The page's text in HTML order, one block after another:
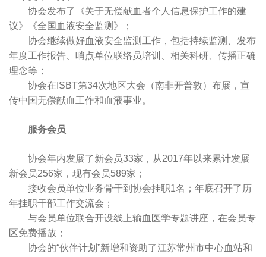
协会发布了《关于无偿献血者个人信息保护工作的建
议》《全国血液安全监测》；
协会继续做好血液安全监测工作，包括持续监测、发布
年度工作报告、哨点单位联络员培训、相关科研、传播正确
理念等；
协会在ISBT第34次地区大会（南非开普敦）布展，宣
传中国无偿献血工作和血液事业。
服务会员
协会年内发展了新会员33家，从2017年以来累计发展
新会员256家，现有会员589家；
接收会员单位业务骨干到协会挂职1名；年底召开了历
年挂职干部工作交流会；
与会员单位联合开设线上输血医学专题讲座，在会员专
区免费播放；
协会的“伙伴计划”新增和资助了江苏常州市中心血站和